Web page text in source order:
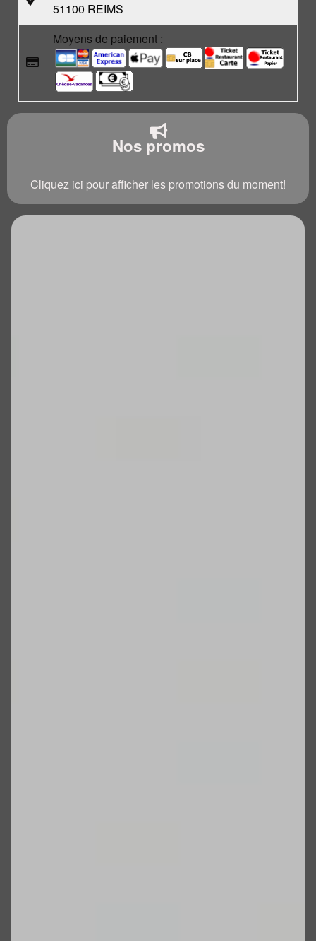
51100 REIMS
Moyens de paiement :
Nos promos
Cliquez ici pour afficher les promotions du moment!